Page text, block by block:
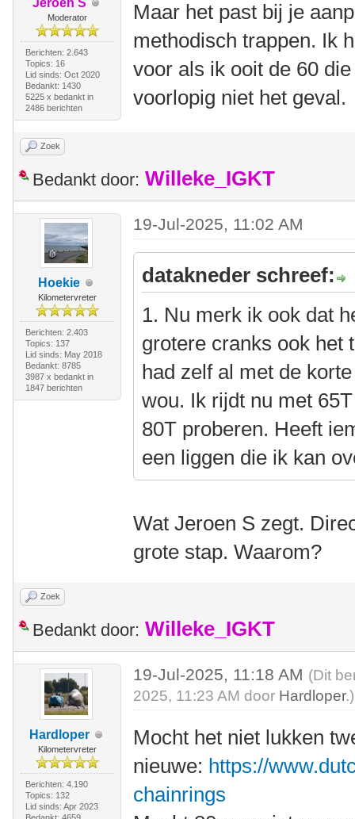
Jeroen S
Moderator
Berichten: 2.643
Topics: 16
Lid sinds: Oct 2020
Bedankt: 1430
5225 x bedankt in
2486 berichten
Maar het past bij je
methodisch trappen. Ik
voor als ik ooit de 60
voorlopig niet het geval.
Zoek
Bedankt door: Willeke_IGKT
Hoekie
Kilometervreter
Berichten: 2.403
Topics: 137
Lid sinds: May 2018
Bedankt: 8785
3987 x bedankt in
1847 berichten
19-Jul-2025, 11:02 AM
datakneder schreef:
1. Nu merk ik ook dat
grotere cranks ook het
had zelf al met de
wou. Ik rijdt nu met
80T proberen. Heeft
een liggen die ik kan
Wat Jeroen S zegt.
grote stap. Waarom?
Zoek
Bedankt door: Willeke_IGKT
Hardloper
Kilometervreter
Berichten: 4.190
Topics: 132
Lid sinds: Apr 2023
19-Jul-2025, 11:18 AM (Dit
2025, 11:23 AM door Hardloper.)
Mocht het niet lukken
nieuwe: https://
chainrings